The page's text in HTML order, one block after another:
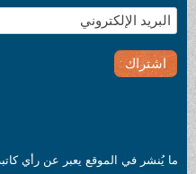
ما يُنشر في الموقع يعبر عن رأي كاتبه